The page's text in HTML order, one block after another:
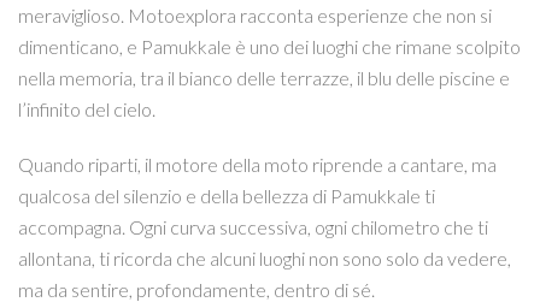
meraviglioso. Motoexplora racconta esperienze che non si
dimenticano, e Pamukkale è uno dei luoghi che rimane scolpito
nella memoria, tra il bianco delle terrazze, il blu delle piscine e
l’infinito del cielo.
Quando riparti, il motore della moto riprende a cantare, ma
qualcosa del silenzio e della bellezza di Pamukkale ti
accompagna. Ogni curva successiva, ogni chilometro che ti
allontana, ti ricorda che alcuni luoghi non sono solo da vedere,
ma da sentire, profondamente, dentro di sé.